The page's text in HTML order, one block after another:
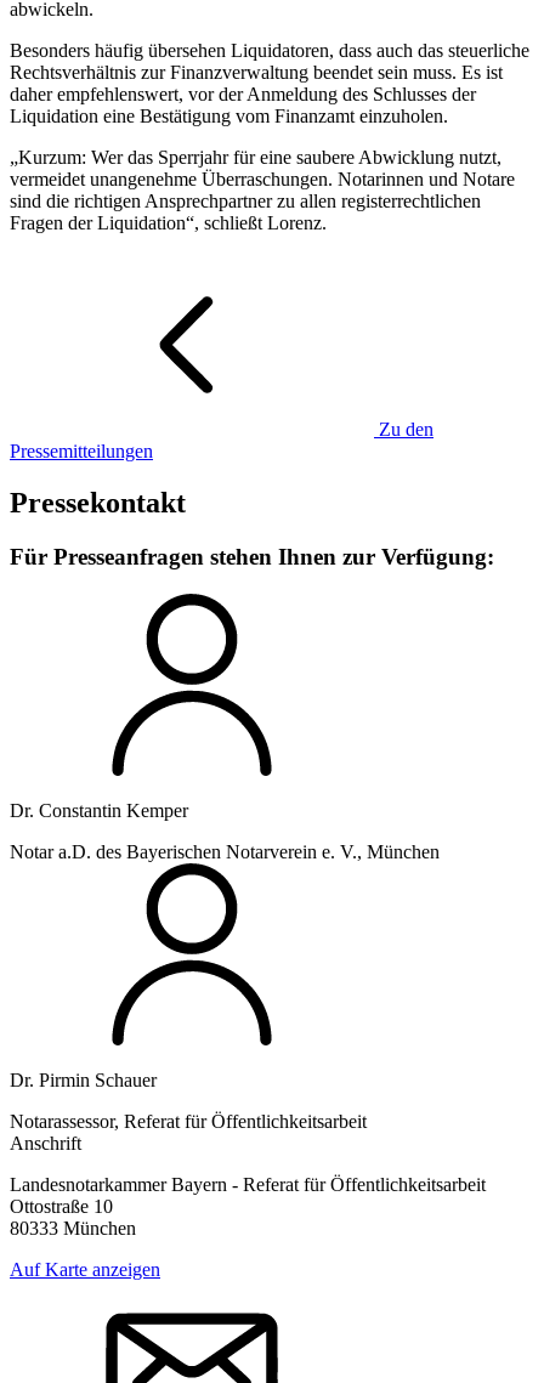
abwickeln.
Besonders häufig übersehen Liquidatoren, dass auch das steuerliche
Rechtsverhältnis zur Finanzverwaltung beendet sein muss. Es ist
daher empfehlenswert, vor der Anmeldung des Schlusses der
Liquidation eine Bestätigung vom Finanzamt einzuholen.
„Kurzum: Wer das Sperrjahr für eine saubere Abwicklung nutzt,
vermeidet unangenehme Überraschungen. Notarinnen und Notare
sind die richtigen Ansprechpartner zu allen registerrechtlichen
Fragen der Liquidation“, schließt Lorenz.
Zu den
Pressemitteilungen
Pressekontakt
Für Presseanfragen stehen Ihnen zur Verfügung:
Dr. Constantin Kemper
Notar a.D. des Bayerischen Notarverein e. V., München
Dr. Pirmin Schauer
Notarassessor, Referat für Öffentlichkeitsarbeit
Anschrift
Landesnotarkammer Bayern - Referat für Öffentlichkeitsarbeit
Ottostraße 10
80333 München
Auf Karte anzeigen